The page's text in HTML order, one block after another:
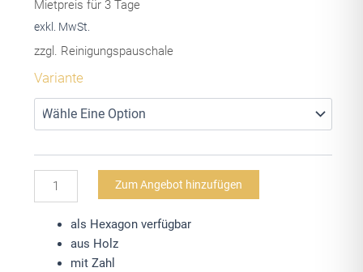
Mietpreis für 3 Tage
exkl. MwSt.
zzgl. Reinigungspauschale
Variante
Tischnummer
aus
mit
Zahl
Menge
Zum Angebot hinzufügen
als Hexagon verfügbar
aus Holz
mit Zahl